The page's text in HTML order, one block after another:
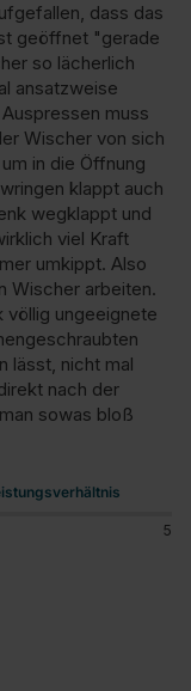
dass das
geöffnet "gerade
so lächerlich
ansatzweise
muss
Wischer von sich
in die Öffnung
klappt auch
wegklappt und
viel Kraft
umkippt. Also
Wischer arbeiten.
völlig ungeeignete
lässt, nicht mal
nach der
sowas bloß
5